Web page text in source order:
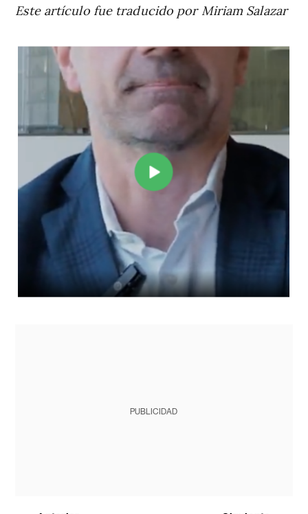
Este artículo fue traducido por Miriam Salazar
PUBLICIDAD